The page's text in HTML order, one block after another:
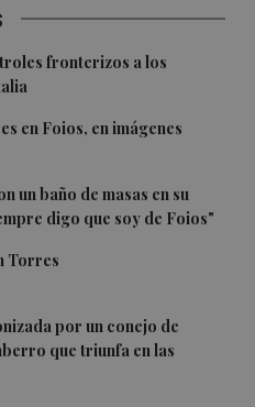
fronterizos a los
en Foios, en imágenes
un baño de masas en su
digo que soy de Foios"
Torres
por un conejo de
que triunfa en las